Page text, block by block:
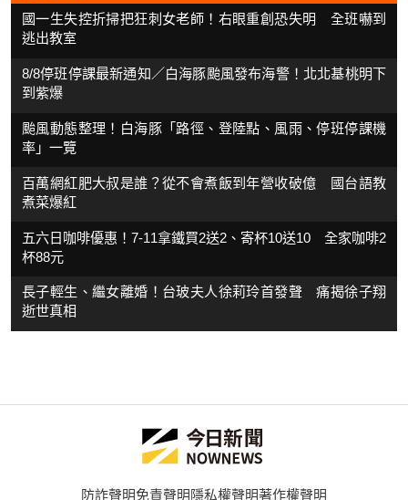
國一生失控折掃把狂刺女老師！右眼重創恐失明 全班嚇到
逃出教室
8/8停班停課最新通知／白海豚颱風發布海警！北北基桃明下
到紫爆
颱風動態整理！白海豚「路徑、登陸點、風雨、停班停課機
率」一覽
百萬網紅肥大叔是誰？從不會煮飯到年營收破億 國台語教
煮菜爆紅
五六日咖啡優惠！7-11拿鐵買2送2、寄杯10送10 全家咖啡2
杯88元
長子輕生、繼女離婚！台玻夫人徐莉玲首發聲 痛揭徐子翔
逝世真相
防詐聲明免責聲明隱私權聲明著作權聲明